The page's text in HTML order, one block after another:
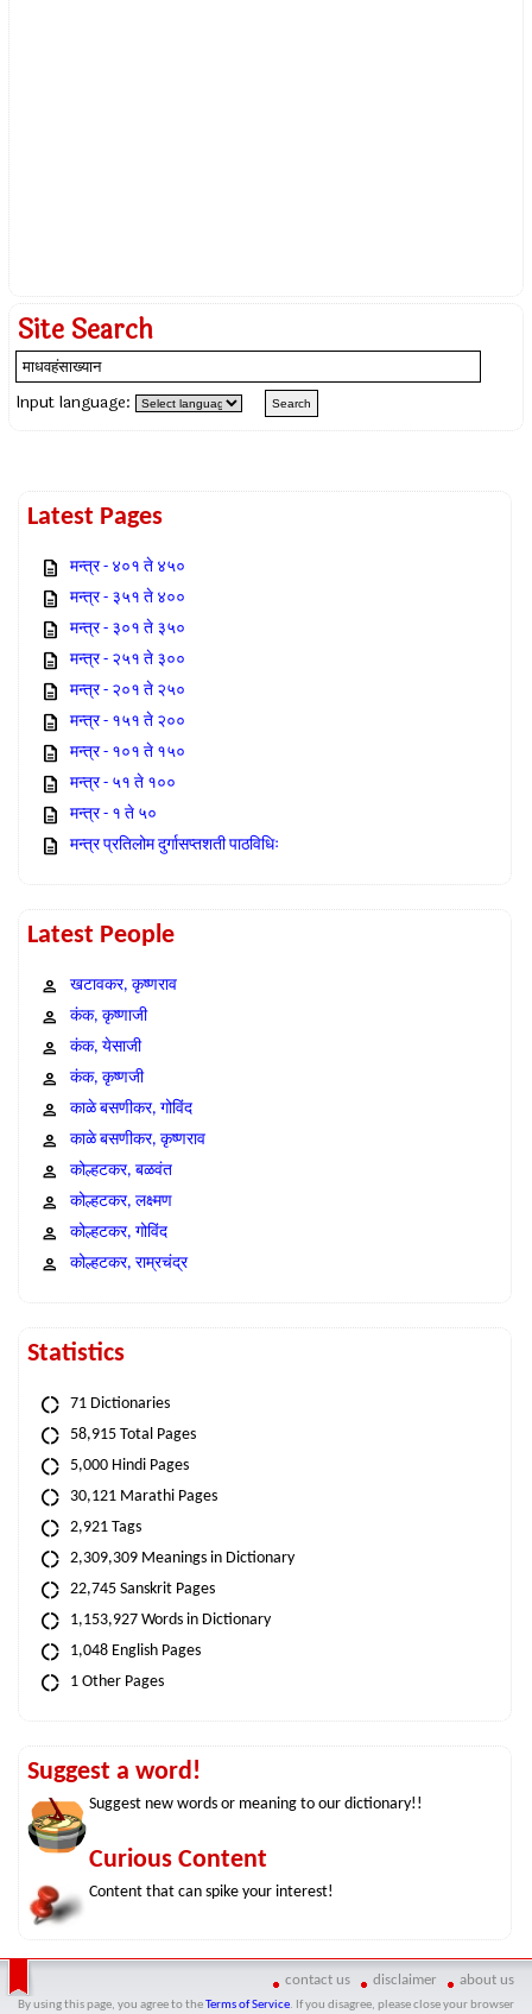
Site Search
Input language:
Latest Pages
मन्त्र - ४०१ ते ४५०
मन्त्र - ३५१ ते ४००
मन्त्र - ३०१ ते ३५०
मन्त्र - २५१ ते ३००
मन्त्र - २०१ ते २५०
मन्त्र - १५१ ते २००
मन्त्र - १०१ ते १५०
मन्त्र - ५१ ते १००
मन्त्र - १ ते ५०
मन्त्र प्रतिलोम दुर्गासप्तशती पाठविधिः
Latest People
खटावकर, कृष्णराव
कंक, कृष्णाजी
कंक, येसाजी
कंक, कृष्णजी
काळे बसणीकर, गोविंद
काळे बसणीकर, कृष्णराव
कोल्हटकर, बळवंत
कोल्हटकर, लक्ष्मण
कोल्हटकर, गोविंद
कोल्हटकर, राम्रचंद्र
Statistics
71 Dictionaries
58,915 Total Pages
5,000 Hindi Pages
30,121 Marathi Pages
2,921 Tags
2,309,309 Meanings in Dictionary
22,745 Sanskrit Pages
1,153,927 Words in Dictionary
1,048 English Pages
1 Other Pages
Suggest a word!
Suggest new words or meaning to our dictionary!!
Curious Content
Content that can spike your interest!
contact us disclaimer about us
By using this page, you agree to the Terms of Service. If you disagree, please close your browser